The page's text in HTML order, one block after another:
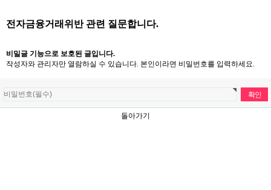
전자금융거래위반 관련 질문합니다.
비밀글 기능으로 보호된 글입니다.
작성자와 관리자만 열람하실 수 있습니다. 본인이라면 비밀번호를 입력하세요.
돌아가기